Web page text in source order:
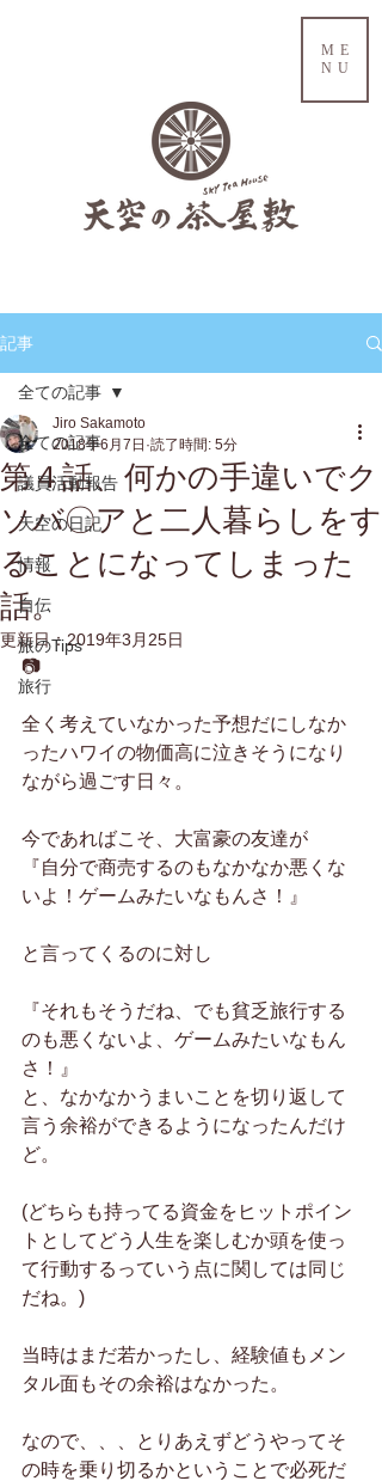
ME
NU
記事
全ての記事
議員活動報告
天空の日記
情報
自伝
旅のTips
旅行
全ての記事
第４話、何かの手違いでク
ソバ〇アと二人暮らしをす
ることになってしまった
話。
Jiro Sakamoto
2018年6月7日 読了時間: 5分
更新日：2019年3月25日
📷
全く考えていなかった予想だにしなか
ったハワイの物価高に泣きそうになり
ながら過ごす日々。
今であればこそ、大富豪の友達が
『自分で商売するのもなかなか悪くな
いよ！ゲームみたいなもんさ！』
と言ってくるのに対し
『それもそうだね、でも貧乏旅行する
のも悪くないよ、ゲームみたいなもん
さ！』
と、なかなかうまいことを切り返して
言う余裕ができるようになったんだけ
ど。
(どちらも持ってる資金をヒットポイン
トとしてどう人生を楽しむか頭を使っ
て行動するっていう点に関しては同じ
だね。)
当時はまだ若かったし、経験値もメン
タル面もその余裕はなかった。
なので、、、とりあえずどうやってそ
の時を乗り切るかということで必死だ